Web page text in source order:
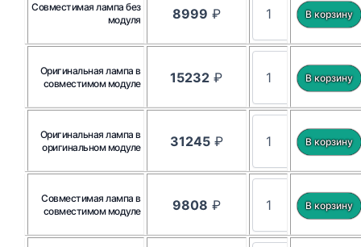
Совместимая лампа без
модуля
8999 ₽
Оригинальная лампа в
совместимом модуле
15232 ₽
Оригинальная лампа в
оригинальном модуле
31245₽
Совместимая лампа в
совместимом модуле
9808 ₽